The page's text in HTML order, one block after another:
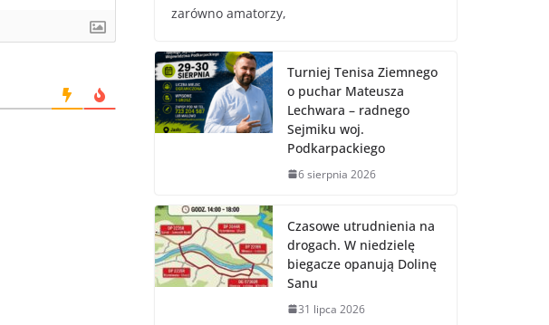
zarówno amatorzy,
Turniej Tenisa Ziemnego
o puchar Mateusza
Lechwara – radnego
Sejmiku woj.
Podkarpackiego
6 sierpnia 2026
Czasowe utrudnienia na
drogach. W niedzielę
biegacze opanują Dolinę
Sanu
31 lipca 2026